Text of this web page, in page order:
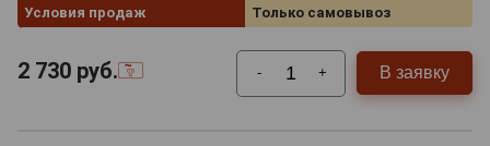
Условия продаж
Только самовывоз
2 730 руб. - + В заявку